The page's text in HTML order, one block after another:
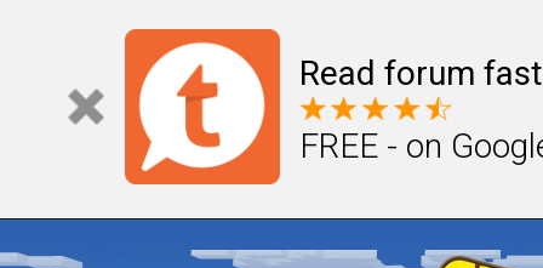
Read forum
FREE - on